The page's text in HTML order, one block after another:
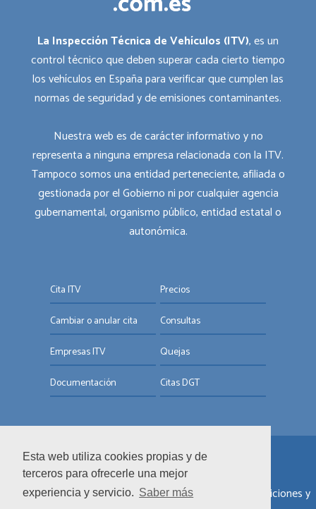
Esta web utiliza cookies propias y de
terceros para ofrecerle una mejor
experiencia y servicio. Saber más
La Inspección Técnica de Vehículos (ITV), es un
control técnico que deben superar cada cierto tiempo
los vehículos en España para verificar que cumplen las
normas de seguridad y de emisiones contaminantes.
Nuestra web es de carácter informativo y no
representa a ninguna empresa relacionada con la ITV.
Tampoco somos una entidad perteneciente, afiliada o
gestionada por el Gobierno ni por cualquier agencia
gubernamental, organismo público, entidad estatal o
autonómica.
Cita ITV
Cambiar o anular cita
Empresas ITV
Documentación
Precios
Consultas
Quejas
Citas DGT
© ITV.com.es
Sobre nosotros|Informar de un error|Términos y condiciones y